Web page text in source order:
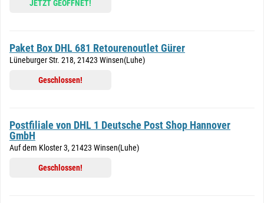
JETZT GEÖFFNET!
Paket Box DHL 681 Retourenoutlet Gürer
Lüneburger Str. 218, 21423 Winsen(Luhe)
Geschlossen!
Postfiliale von DHL 1 Deutsche Post Shop Hannover
GmbH
Auf dem Kloster 3, 21423 Winsen(Luhe)
Geschlossen!